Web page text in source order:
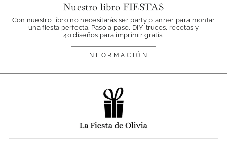
Nuestro libro FIESTAS
Con nuestro libro no necesitarás ser party planner para montar
una fiesta perfecta. Paso a paso, DIY, trucos, recetas y
40 diseños para imprimir gratis.
+ INFORMACIÓN